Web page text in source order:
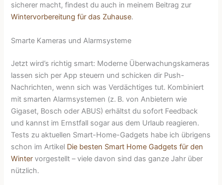
sicherer macht, findest du auch in meinem Beitrag zur
Wintervorbereitung für das Zuhause.
Smarte Kameras und Alarmsysteme
Jetzt wird’s richtig smart: Moderne Überwachungskameras
lassen sich per App steuern und schicken dir Push-
Nachrichten, wenn sich was Verdächtiges tut. Kombiniert
mit smarten Alarmsystemen (z. B. von Anbietern wie
Gigaset, Bosch oder ABUS) erhältst du sofort Feedback
und kannst im Ernstfall sogar aus dem Urlaub reagieren.
Tests zu aktuellen Smart-Home-Gadgets habe ich übrigens
schon im Artikel Die besten Smart Home Gadgets für den
Winter vorgestellt – viele davon sind das ganze Jahr über
nützlich.